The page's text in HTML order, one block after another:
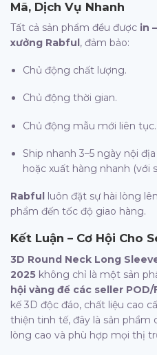
Mã, Dịch Vụ Nhanh
Tất cả sản phẩm đều được in
xưởng Rabful, đảm bảo:
Chủ động chất lượng.
Chủ động thời gian.
Chủ động mẫu mới liên tục.
Ship nhanh 3–5 ngày nội
hoặc xuất hàng nhanh (với
Rabful luôn đặt sự hài lòng
phẩm đến tốc độ giao hàng.
Kết Luận – Cơ Hội Cho
3D Round Neck Long
2025 không chỉ là một sản
hội vàng để các seller
kế 3D độc đáo, chất liệu cao
thiện tinh tế, đây là sản phẩm
lòng cao và phù hợp mọi thị